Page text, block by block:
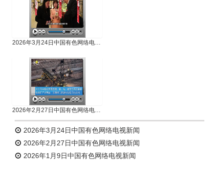
2026年3月24日中国有色网络电视新闻
2026年2月27日中国有色网络电视新闻
2026年3月24日中国有色网络电视新闻
2026年2月27日中国有色网络电视新闻
2026年1月9日中国有色网络电视新闻